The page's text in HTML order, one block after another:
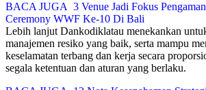
BACA JUGA 3 Venue Jadi Fokus
Ceremony WWF Ke-10 Di Bali
Lebih lanjut Dankodiklatau menekankan
manajemen resiko yang baik, serta mampu
keselamatan terbang dan kerja secara
segala ketentuan dan aturan yang berlaku.